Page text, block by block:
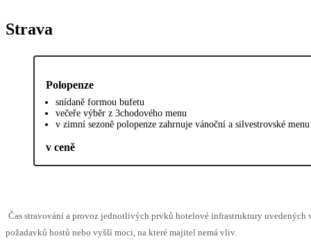
Strava
Polopenze
snídaně formou bufetu
večeře výběr z 3chodového menu
v zimní sezoně polopenze zahrnuje vánoční a silvestrovské menu
v ceně
Čas stravování a provoz jednotlivých prvků hotelové infrastruktury uvedených
požadavků hostů nebo vyšší moci, na které majitel nemá vliv.